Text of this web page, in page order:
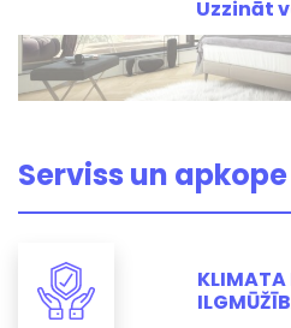
Uzzināt
Serviss un apkope
KLIMATA